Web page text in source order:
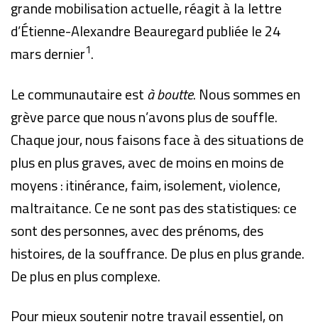
grande mobilisation actuelle, réagit à la lettre
d’Étienne-Alexandre Beauregard publiée le 24
mars dernier1.
Le communautaire està boutte. Nous sommes en
grève parce que nous n’avons plus de souffle.
Chaque jour, nous faisons face à des situations de
plus en plus graves, avec de moins en moins de
moyens : itinérance, faim, isolement, violence,
maltraitance. Ce ne sont pas des statistiques: ce
sont des personnes, avec des prénoms, des
histoires, de la souffrance. De plus en plus grande.
De plus en plus complexe.
Pour mieux soutenir notre travail essentiel, on